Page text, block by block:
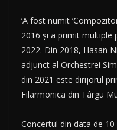
‘A fost numit
2016 și a primit multiple
2022. Din 2018, Hasan
adjunct al Orchestrei
din 2021 este dirijorul
Filarmonica din Târgu
Concertul din data de